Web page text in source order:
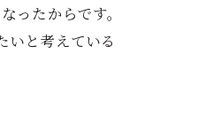
ったからです。
いと考えている